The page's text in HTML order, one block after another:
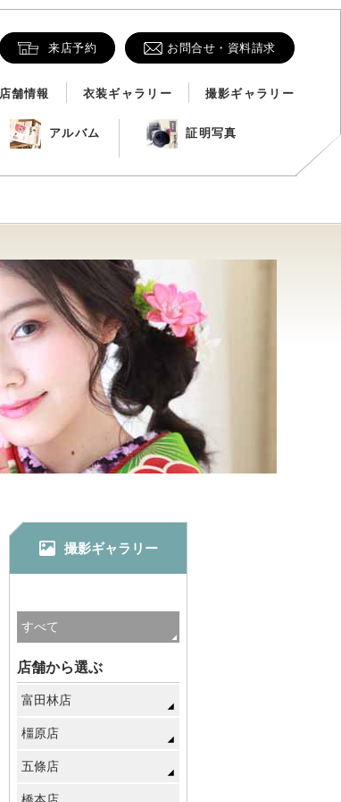
来店予約 お問合せ・資料請求
店舗情報 衣装ギャラリー 撮影ギャラリー
アルバム 証明写真
撮影ギャラリー
店舗から選ぶ
富田林店
橿原店
五條店